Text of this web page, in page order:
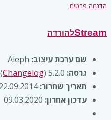
הדגמה פרטים
Streamלהורדה
שם ערכת עיצוב:
גרסה:
(
Changelog
)
תאריך שחרור:22.09.2014
עדכון אחרון: